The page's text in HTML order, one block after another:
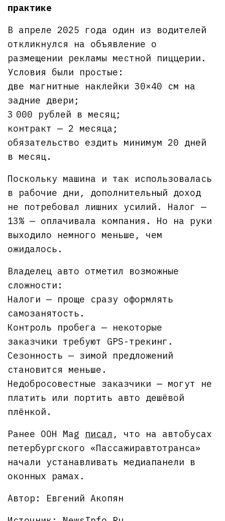
практике
В апреле 2025 года один из водителей
откликнулся на объявление о
размещении рекламы местной пиццерии.
Условия были простые:
две магнитные наклейки 30×40 см на
задние двери;
3 000 рублей в месяц;
контракт — 2 месяца;
обязательство ездить минимум 20 дней
в месяц.
Поскольку машина и так использовалась
в рабочие дни, дополнительный доход
не потребовал лишних усилий. Налог —
13% — оплачивала компания. Но на руки
выходило немного меньше, чем
ожидалось.
Владелец авто отметил возможные
сложности:
Налоги — проще сразу оформлять
самозанятость.
Контроль пробега — некоторые
заказчики требуют GPS-трекинг.
Сезонность — зимой предложений
становится меньше.
Недобросовестные заказчики — могут не
платить или портить авто дешёвой
плёнкой.
Ранее OOH Mag писал , что на автобусах
петербургского «Пассажиравтотранса»
начали устанавливать медиапанели в
оконных рамах.
Автор: Евгений Акопян